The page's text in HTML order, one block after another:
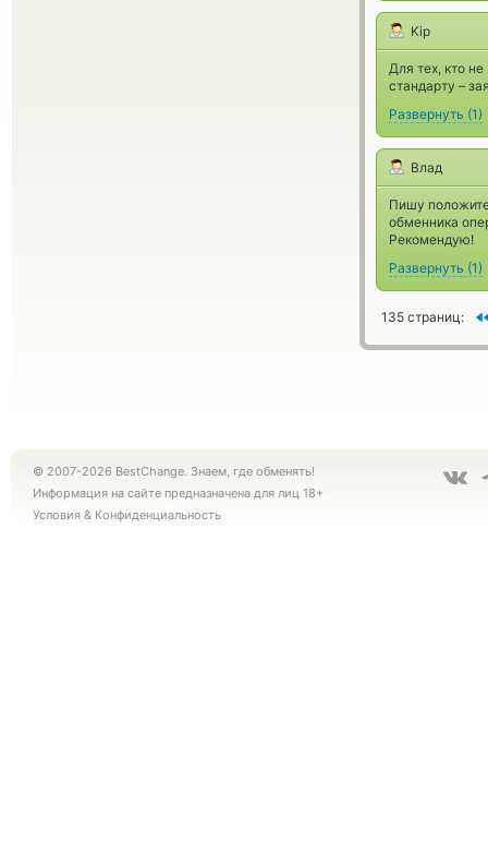
Kiр
Для тех, кто
стандарту –
Развернуть (1)
Влад
Пишу
обменника
Рекомендую!
Развернуть (1)
135 страниц:
© 2007-2026 BestChange. Знаем, где обменять!
Информация на сайте предназначена для лиц 18+
Условия & Конфиденциальность